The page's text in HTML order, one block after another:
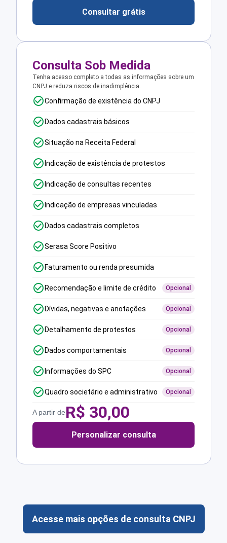
Consultar grátis
Consulta Sob Medida
Tenha acesso completo a todas as informações sobre um
CNPJ e reduza riscos de inadimplência.
Confirmação de existência do CNPJ
Dados cadastrais básicos
Situação na Receita Federal
Indicação de existência de protestos
Indicação de consultas recentes
Indicação de empresas vinculadas
Dados cadastrais completos
Serasa Score Positivo
Faturamento ou renda presumida
Recomendação e limite de crédito Opcional
Dívidas, negativas e anotações Opcional
Detalhamento de protestos Opcional
Dados comportamentais Opcional
Informações do SPC Opcional
Quadro societário e administrativo Opcional
A partir deR$ 30,00
Personalizar consulta
Acesse mais opções de consulta CNPJ